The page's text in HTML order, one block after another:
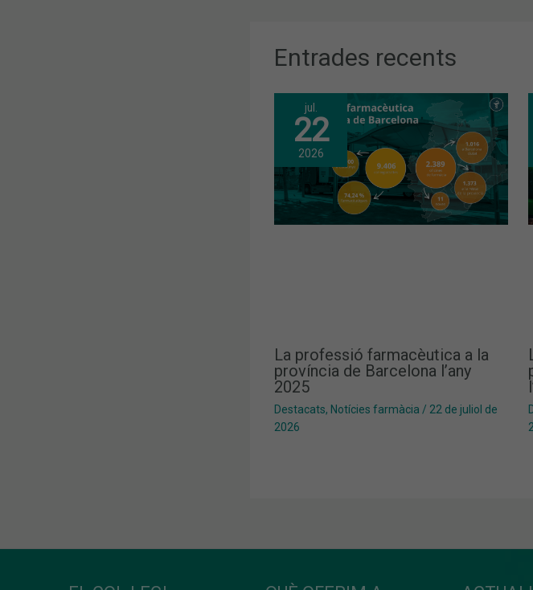
Entrades recents
jul.
22
2026
La professió farmacèutica a la
província de Barcelona l’any
2025
Destacats, Notícies farmàcia / 22 de juliol de
2026